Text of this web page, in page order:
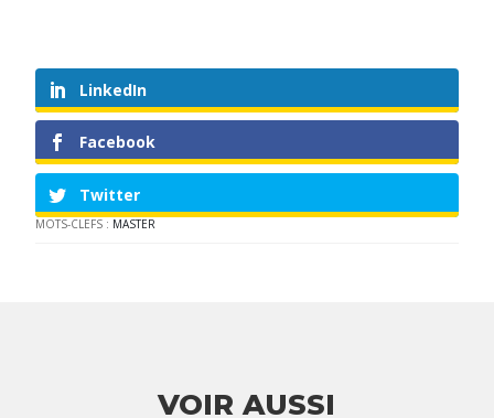
LinkedIn
Facebook
Twitter
MOTS-CLEFS : MASTER
VOIR AUSSI